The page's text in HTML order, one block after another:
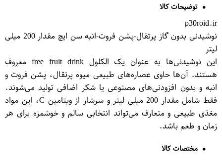
توضیحات کالا
p30roid.ir
نوشیدنی بدون گاز پرتقال-پشن فروت-انبه سن ایچ مقدار 200 میلی
لیتر
این نوشیدنی‌ها به عنوان یک الکلول free fruit drink معروف
هستند. آن‌ها حاوی عصاره‌های طبیعی میوه پرتقال، پشن فروت و
انبه و بدون افزودنی‌های مصنوعی یا شکر اضافی تولید می‌شوند.
فقط شامل مقدار 200 میلی لیتر و سرشار از ویتامین C، این مواد
مغذی طبیعی و متعارف می‌تواند انتخابی سالم و خوشمزه برای هر
زمان و طعم باشد.
مختصات کالا